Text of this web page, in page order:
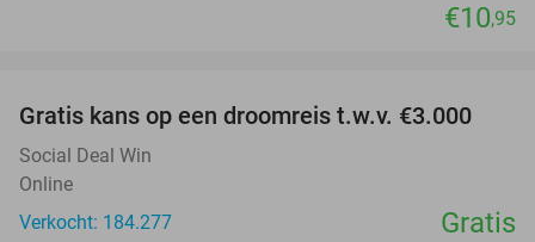
€10,95
Gratis kans op een droomreis t.w.v. €3.000
Social Deal Win
Online
Verkocht: 184.277
Gratis